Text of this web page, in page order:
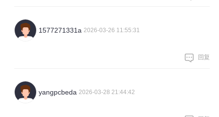
1577271331a 2026-03-26 11:55:31
回复
yangpcbeda 2026-03-28 21:44:42